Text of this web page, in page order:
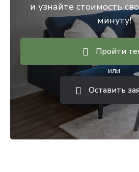
и узнайте стоимость
минуту!
Пройти
или
Оставить